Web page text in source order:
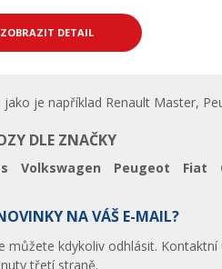
ZOBRAZIT DETAIL
je například Renault
DLE ZNAČKY
Volkswagen Peugeot Fiat
NA VÁŠ E-MAIL?
můžete kdykoliv odhlásit. Kontaktní
třetí straně.